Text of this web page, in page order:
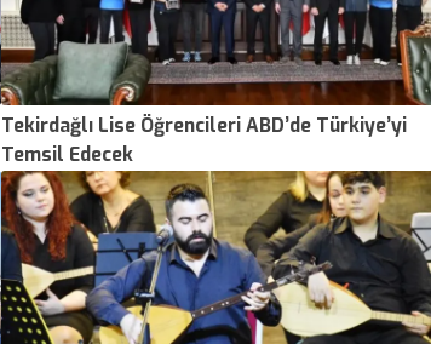
Tekirdağlı Lise Öğrencileri ABD’de Türkiye’yi
Temsil Edecek